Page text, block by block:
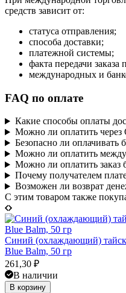
средств зависит от:
статуса отправления;
способа доставки;
платежной системы;
факта передачи заказа
международных и
FAQ по оплате
Какие способы оплаты
Можно ли оплатить
Безопасно ли оплачивать
Можно ли оплатить
Можно ли оплатить заказ
Почему получателем
Возможен ли возврат
C этим товаром также
Синий (охлаждающий)
Blue Balm, 50 гр
261,30 ₽
В наличии
В корзину